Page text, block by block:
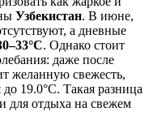
Узбекистан. В июне,
а дневные
. Однако стоит
даже после
желанную свежесть,
до 19.0°C. Такая разница
для отдыха на свежем